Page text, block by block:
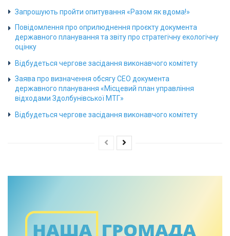
Запрошують пройти опитування «Разом як вдома!»
Повідомлення про оприлюднення проєкту документа
державного планування та звіту про стратегічну екологічну
оцінку
Відбудеться чергове засідання виконавчого комітету
Заява про визначення обсягу СЕО документа
державного планування «Місцевий план управління
відходами Здолбунівської МТГ»
Відбудеться чергове засідання виконавчого комітету